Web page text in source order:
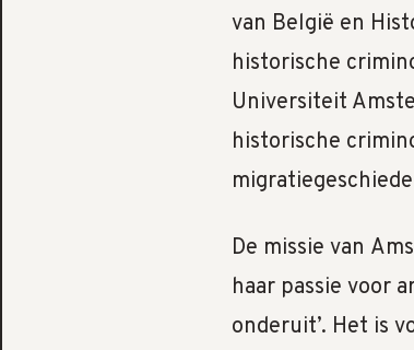
van België en
historische
Universiteit
historische
De missie van
haar passie voor
onderuit’. Het is